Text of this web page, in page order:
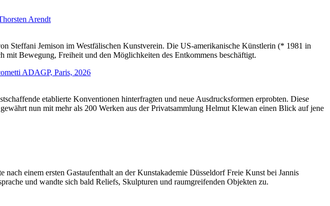
Steffani Jemison im Westfälischen Kunstverein. Die US-amerikanische Künstlerin (* 1981 in
Bewegung, Freiheit und den Möglichkeiten des Entkommens beschäftigt.
etablierte Konventionen hinterfragten und neue Ausdrucksformen erprobten. Diese
nun mit mehr als 200 Werken aus der Privatsammlung Helmut Klewan einen Blick auf jene
einem ersten Gastaufenthalt an der Kunstakademie Düsseldorf Freie Kunst bei Jannis
und wandte sich bald Reliefs, Skulpturen und raumgreifenden Objekten zu.